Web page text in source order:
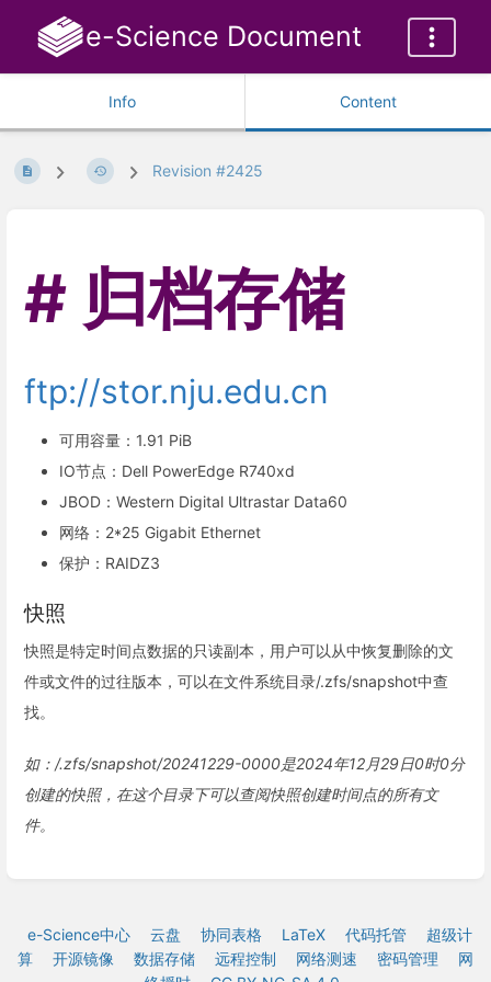
e-Science Document
Info Content
Revision #2425
归档存储
ftp://stor.nju.edu.cn
可用容量：1.91 PiB
IO节点：Dell PowerEdge R740xd
JBOD：Western Digital Ultrastar Data60
网络：2*25 Gigabit Ethernet
保护：RAIDZ3
快照
快照是特定时间点数据的只读副本，用户可以从中恢复删除的文
件或文件的过往版本，可以在文件系统目录/.zfs/snapshot中查
找。
如：/.zfs/snapshot/20241229-0000是2024年12月29日0时0分
创建的快照，在这个目录下可以查阅快照创建时间点的所有文
件。
e-Science中心 云盘 协同表格 LaTeX 代码托管
超级计
算
开源镜像 数据存储 远程控制 网络测速 密码管理
网